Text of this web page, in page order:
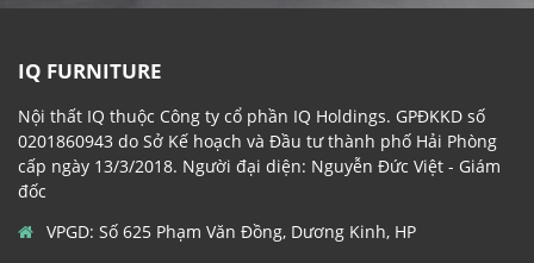
IQ FURNITURE
Nội thất IQ thuộc Công ty cổ phần IQ Holdings. GPĐKKD số
0201860943 do Sở Kế hoạch và Đầu tư thành phố Hải Phòng
cấp ngày 13/3/2018. Người đại diện: Nguyễn Đức Việt - Giám
đốc
VPGD: Số 625 Phạm Văn Đồng, Dương Kinh, HP